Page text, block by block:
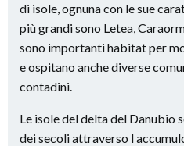
di isole, ognuna con le sue
più grandi sono Letea,
sono importanti habitat per
e ospitano anche diverse
contadini.
Le isole del delta del Danubio
dei secoli attraverso l